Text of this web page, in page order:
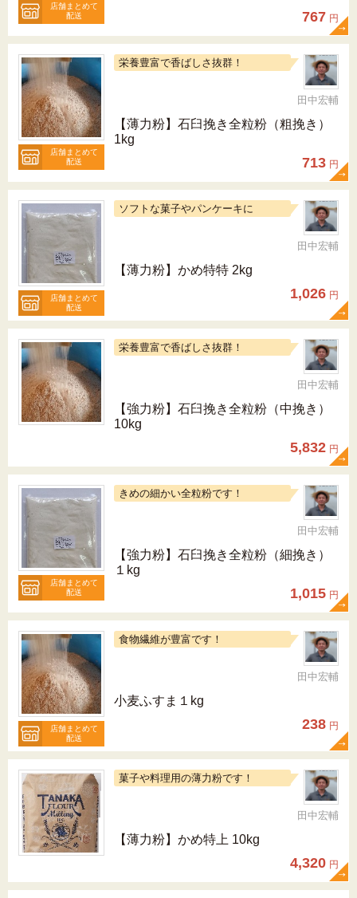
店舗まとめて
配送
767 円
店舗まとめて
配送
栄養豊富で香ばしさ抜群！
田中宏輔
【薄力粉】石臼挽き全粒粉（粗挽き）
1kg
713 円
店舗まとめて
配送
ソフトな菓子やパンケーキに
田中宏輔
【薄力粉】かめ特特 2kg
1,026 円
栄養豊富で香ばしさ抜群！
田中宏輔
【強力粉】石臼挽き全粒粉（中挽き）
10kg
5,832 円
店舗まとめて
配送
きめの細かい全粒粉です！
田中宏輔
【強力粉】石臼挽き全粒粉（細挽き）
１kg
1,015 円
店舗まとめて
配送
食物繊維が豊富です！
田中宏輔
小麦ふすま１kg
238 円
菓子や料理用の薄力粉です！
田中宏輔
【薄力粉】かめ特上 10kg
4,320 円